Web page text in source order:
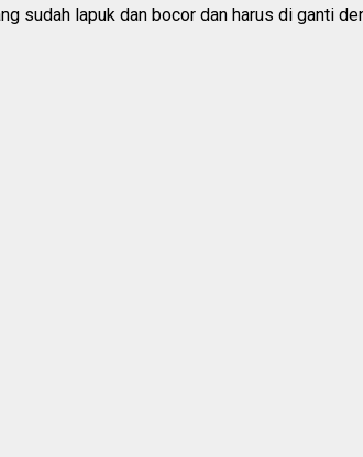
sudah lapuk dan bocor dan harus di ganti